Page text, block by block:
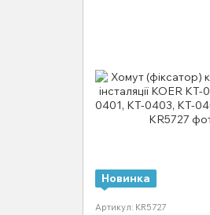
Новинка
Артикул: KR5727